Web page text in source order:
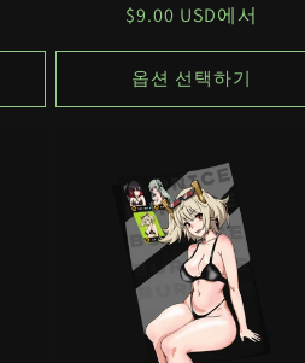
정
$9.00 USD에서
옵션 선택하기